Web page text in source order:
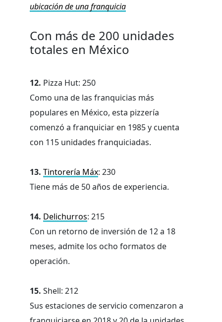
ubicación de una franquicia
Con más de 200 unidades
totales en México
12. Pizza Hut: 250
Como una de las franquicias más
populares en México, esta pizzería
comenzó a franquiciar en 1985 y cuenta
con 115 unidades franquiciadas.
13. Tintorería Máx: 230
Tiene más de 50 años de experiencia.
14. Delichurros: 215
Con un retorno de inversión de 12 a 18
meses, admite los ocho formatos de
operación.
15. Shell: 212
Sus estaciones de servicio comenzaron a